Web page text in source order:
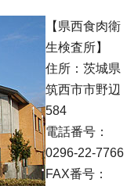
【県西食肉衛
生検査所】
住所：茨城県
筑西市市野辺
584
電話番号：
0296-22-7766
FAX番号：